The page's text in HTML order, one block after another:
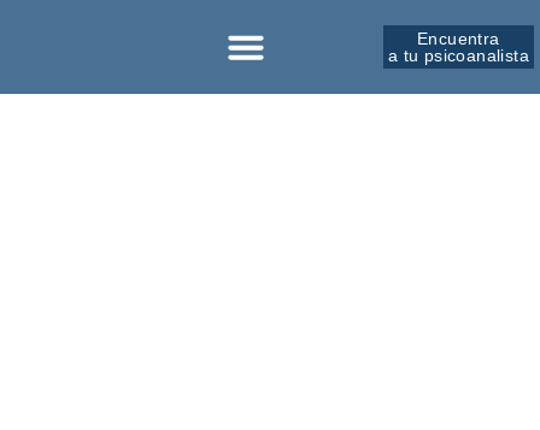
Encuentra
a tu psicoanalista